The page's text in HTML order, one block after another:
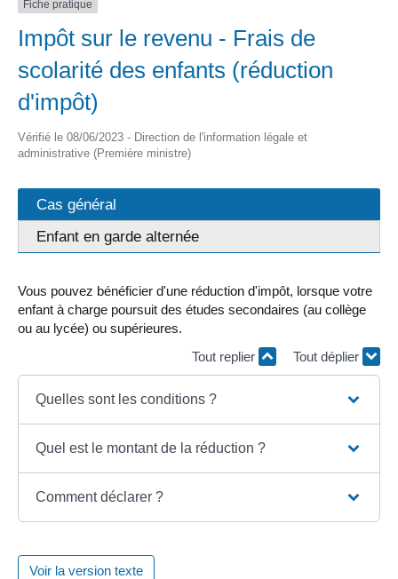
Fiche pratique
Impôt sur le revenu - Frais de
scolarité des enfants (réduction
d'impôt)
Vérifié le 08/06/2023 - Direction de l'information légale et
administrative (Première ministre)
Cas général
Enfant en garde alternée
Vous pouvez bénéficier d'une réduction d'impôt, lorsque votre
enfant à charge poursuit des études secondaires (au collège
ou au lycée) ou supérieures.
Tout replier
Tout déplier
Quelles sont les conditions ?
Quel est le montant de la réduction ?
Comment déclarer ?
Voir la version texte